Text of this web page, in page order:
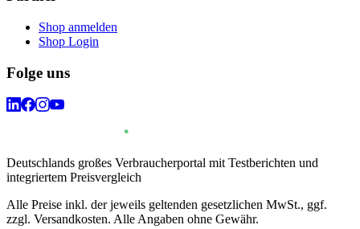
Shop anmelden
Shop Login
Folge uns
Deutschlands großes Verbraucherportal mit Testberichten und
integriertem Preisvergleich
Alle Preise inkl. der jeweils geltenden gesetzlichen MwSt., ggf.
zzgl. Versandkosten. Alle Angaben ohne Gewähr.